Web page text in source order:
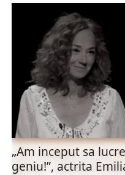
„Am inceput sa
geniu!”, actrita